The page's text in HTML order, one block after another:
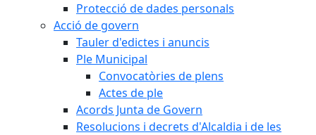
Protecció de dades personals
Acció de govern
Tauler d'edictes i anuncis
Ple Municipal
Convocatòries de plens
Actes de ple
Acords Junta de Govern
Resolucions i decrets d'Alcaldia i de les